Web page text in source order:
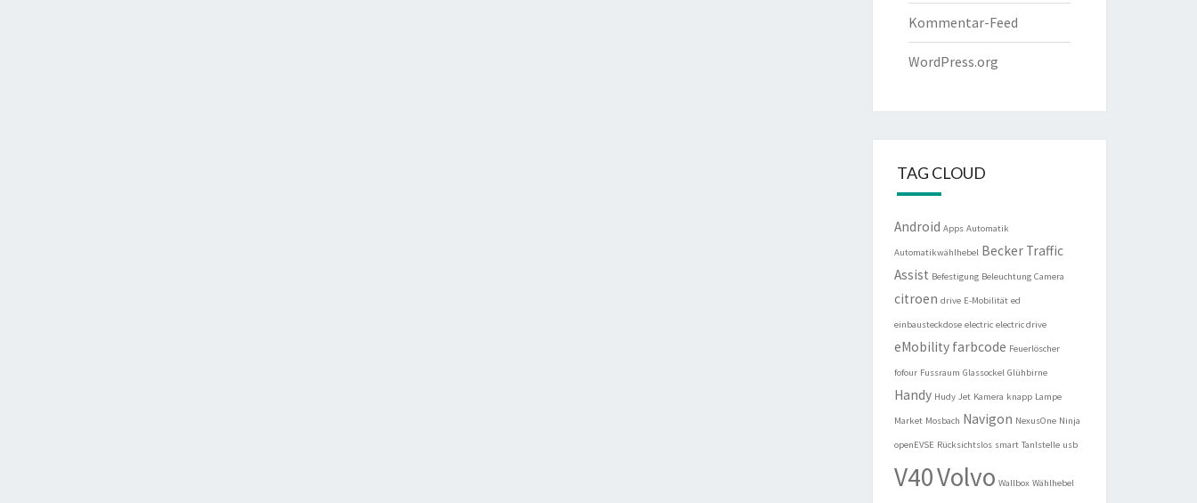
Kommentar-Feed
WordPress.org
TAG CLOUD
Android Apps Automatik
Automatikwählhebel Becker Traffic
Assist Befestigung Beleuchtung Camera
citroen drive E-Mobilität ed
einbausteckdose electric electric drive
eMobility farbcode Feuerlöscher
fofour Fussraum Glassockel Glühbirne
Handy Hudy Jet Kamera knapp Lampe
Market Mosbach Navigon NexusOne Ninja
openEVSE Rücksichtslos smart Tanlstelle usb
V40Volvo Wallbox Wählhebel